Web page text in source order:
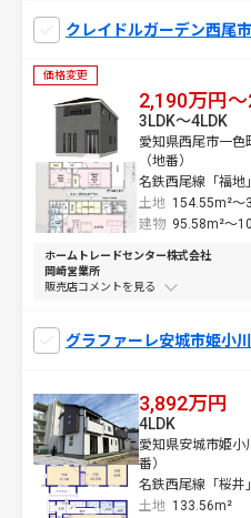
クレイドルガーデン西尾
価格変更
2,190万円
愛知県西尾市一
（地番）
名鉄西尾線「福地
土地 154.55m²～
3LDK～4LDK
建物 95.58m²～
ホームトレードセンター株式会社
岡崎営業所
販売店コメントを
グラファーレ安城市姫小
3,892万円
愛知県安城市姫
番）
名鉄西尾線「桜井
土地 133.56m²
4LDK